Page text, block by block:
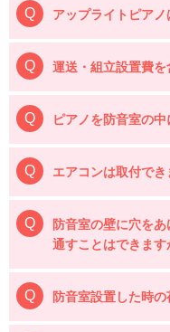
アップライトピア
運送・組立設置費
ピアノを防音室の
エアコンは取付でき
防音室の壁に穴を
通すことはできます
防音室設置した時